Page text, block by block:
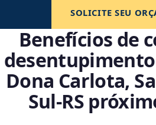
SOLICITE SEU
Benefícios de
Dona Carlota,
Sul‑RS